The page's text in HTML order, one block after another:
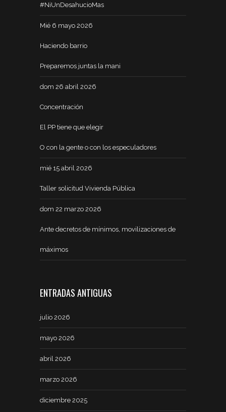
#NiUnDesahucioMas
Mié 6 mayo 2026
Haciendo barrio
Preparemos juntas la mani
dom 26 abril 2026
Concentración
El PP tiene que elegir
O con la gente o con los especuladores
mié 15 abril 2026
Taller solicitud Vivienda Pública
dom 22 marzo 2026
Ante decretos de mínimos, movilizaciones de
máximos
ENTRADAS ANTIGUAS
julio 2026
mayo 2026
abril 2026
marzo 2026
diciembre 2025